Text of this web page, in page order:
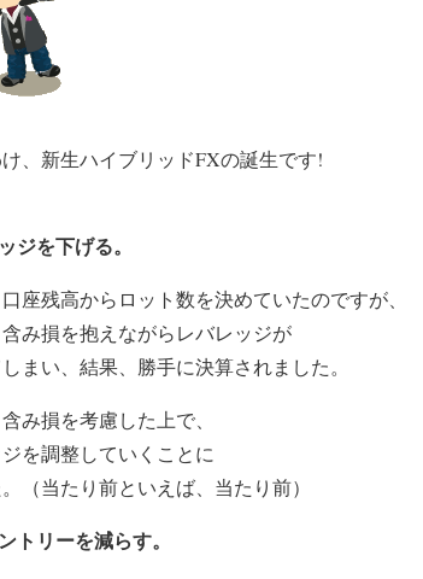
、新生ハイブリッドFXの誕生です!
ジを下げる。
座残高からロット数を決めていたのですが、
み損を抱えながらレバレッジが
まい、結果、勝手に決算されました。
み損を考慮した上で、
を調整していくことに
（当たり前といえば、当たり前）
トリーを減らす。